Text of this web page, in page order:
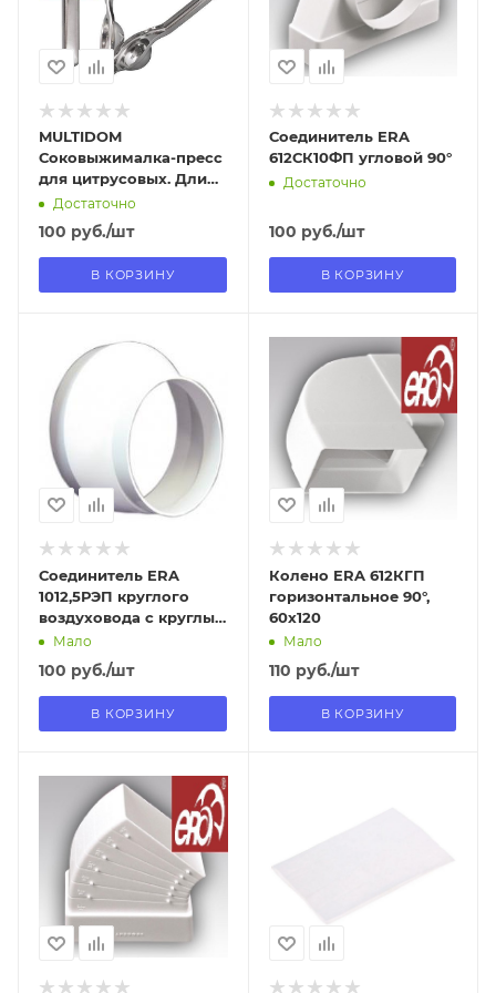
Нет
MULTIDOM
Соковыжималка-пресс
для цитрусовых. Длина
20,5 см. Диаметр 6,5 см.
VL53-175
Достаточно
100 руб./шт
В КОРЗИНУ
Соединитель ERA
612СК10ФП угловой 90°
Достаточно
100 руб./шт
В КОРЗИНУ
Отправим
09.08.2026
В наличии в пункте
самовывоза
Да
Соединитель ERA
1012,5РЭП круглого
воздуховода с круглым
D100/120
Мало
100 руб./шт
В КОРЗИНУ
Отправим
09.08.2026
В наличии в пункте
самовывоза
Да
Колено ERA 612КГП
горизонтальное 90°,
60х120
Мало
110 руб./шт
В КОРЗИНУ
Отправим
09.08.2026
В наличии в пункте
самовывоза
самовывоза
Нет